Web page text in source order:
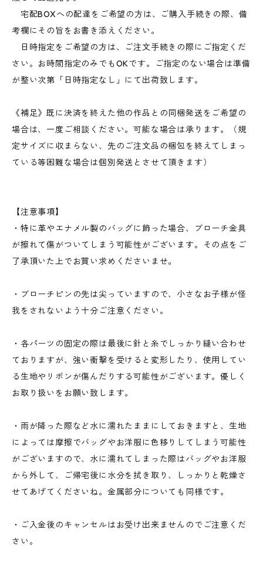
宅配BOXへの配達をご希望の方は、ご購入手続きの際、備
考欄にその旨をお書き添えください。
日時指定をご希望の方は、ご注文手続きの際にご指定くだ
さい。お時間指定のみでもOKです。ご指定のない場合は準備
が整い次第「日時指定なし」にて出荷致します。
《補足》既に決済を終えた他の作品との同梱発送をご希望の
場合は、一度ご相談ください。可能な場合は承ります。（規
定サイズに収まらない、先のご注文品の梱包を終えてしまっ
ている等困難な場合は個別発送とさせて頂きます）
【注意事項】
・特に革やエナメル製のバッグに飾った場合、ブローチ金具
が擦れて傷がついてしまう可能性がございます。その点をご
了承頂いた上でお買い求めくださいませ。
・ブローチピンの先は尖っていますので、小さなお子様が怪
我をされないよう十分ご注意ください。
・各パーツの固定の際は最後に針と糸でしっかり縫い合わせ
ておりますが、強い衝撃を受けると変形したり、使用してい
る生地やリボンが傷んだりする可能性がございます。優しく
お取り扱いをお願い致します。
・雨が降った際など水に濡れたままにしておきますと、生地
によっては摩擦でバッグやお洋服に色移りしてしまう可能性
がございますので、水に濡れてしまった際はバッグやお洋服
から外して、ご帰宅後に水分を拭き取り、しっかりと乾燥さ
せてあげてくださいね。金属部分についても同様です。
・ご入金後のキャンセルはお受け出来ませんのでご注意くだ
さい。